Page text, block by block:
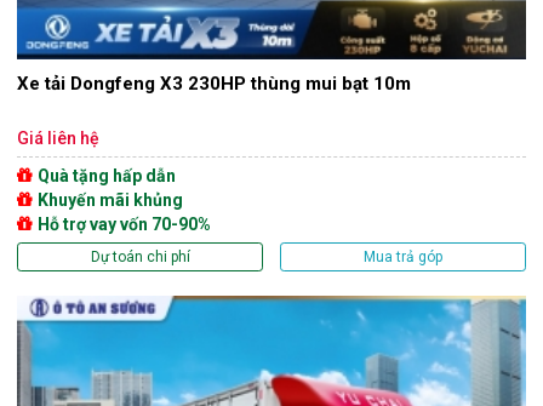
Xe tải Dongfeng X3 230HP thùng mui bạt 10m
Giá liên hệ
Quà tặng hấp dẫn
Khuyến mãi khủng
Hỗ trợ vay vốn 70-90%
Dự toán chi phí Mua trả góp